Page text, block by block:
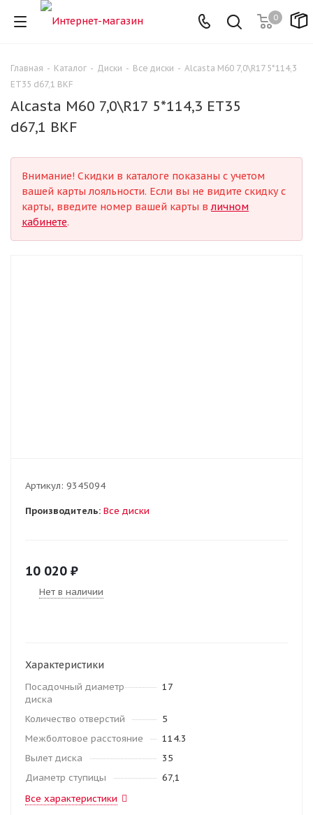
0
Главная - Каталог - Диски - Все диски - Alcasta M60 7,0\R17 5*114,3
ET35 d67,1 BKF
Alcasta M60 7,0\R17 5*114,3 ET35
d67,1 BKF
Внимание! Скидки в каталоге показаны с учетом
вашей карты лояльности. Если вы не видите скидку с
карты, введите номер вашей карты вличном
кабинете.
Артикул: 9345094
Производитель: Все диски
10 020 ₽
Нет в наличии
Характеристики
Посадочный диаметр
диска
17
Количество отверстий
5
Межболтовое расстояние
114.3
Вылет диска
35
Диаметр ступицы
67,1
Все характеристики